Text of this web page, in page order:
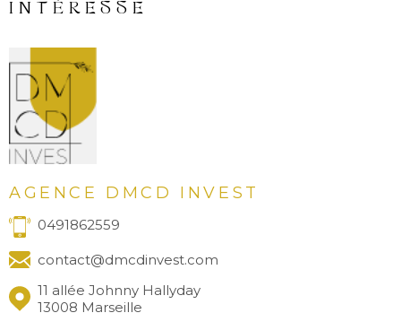
INTÉRESSE
AGENCE DMCD INVEST
0491862559
contact@dmcdinvest.com
11 allée Johnny Hallyday
13008 Marseille